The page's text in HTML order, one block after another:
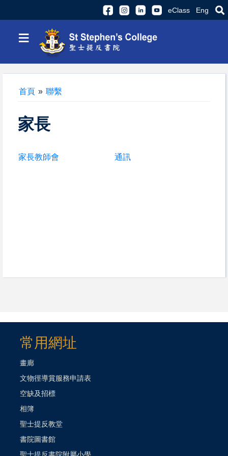
eClass Eng
≡
首頁 » 聯繫
家長
家長教師會 通訊
常用網址
畫廊
文物徑導賞服務申請表
空缺及招標
相簿
聖士提反教堂
書院圖書館
聖士提反書院附屬小學